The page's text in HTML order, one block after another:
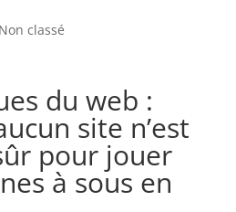
classé
du web :
site n’est
pour jouer
à sous en